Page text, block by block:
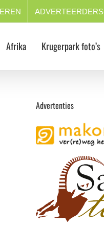
ADVERTEERDERS
Afrika Krugerpark foto’s
Advertenties